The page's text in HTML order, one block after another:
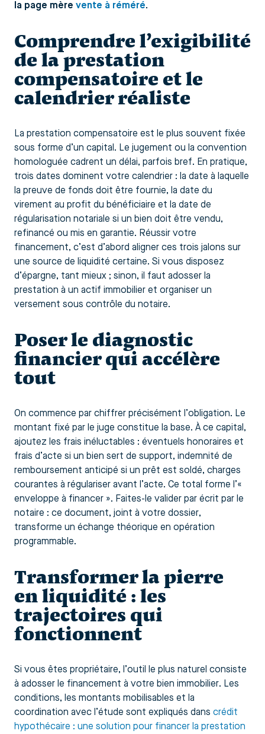
la page mère vente à réméré.
Comprendre l’exigibilité
de la prestation
compensatoire et le
calendrier réaliste
La prestation compensatoire est le plus souvent fixée
sous forme d’un capital. Le jugement ou la convention
homologuée cadrent un délai, parfois bref. En pratique,
trois dates dominent votre calendrier : la date à laquelle
la preuve de fonds doit être fournie, la date du
virement au profit du bénéficiaire et la date de
régularisation notariale si un bien doit être vendu,
refinancé ou mis en garantie. Réussir votre
financement, c’est d’abord aligner ces trois jalons sur
une source de liquidité certaine. Si vous disposez
d’épargne, tant mieux ; sinon, il faut adosser la
prestation à un actif immobilier et organiser un
versement sous contrôle du notaire.
Poser le diagnostic
financier qui accélère
tout
On commence par chiffrer précisément l’obligation. Le
montant fixé par le juge constitue la base. À ce capital,
ajoutez les frais inéluctables : éventuels honoraires et
frais d’acte si un bien sert de support, indemnité de
remboursement anticipé si un prêt est soldé, charges
courantes à régulariser avant l’acte. Ce total forme l’«
enveloppe à financer ». Faites-le valider par écrit par le
notaire : ce document, joint à votre dossier,
transforme un échange théorique en opération
programmable.
Transformer la pierre
en liquidité : les
trajectoires qui
fonctionnent
Si vous êtes propriétaire, l’outil le plus naturel consiste
à adosser le financement à votre bien immobilier. Les
conditions, les montants mobilisables et la
coordination avec l’étude sont expliqués dans crédit
hypothécaire : une solution pour financer la prestation